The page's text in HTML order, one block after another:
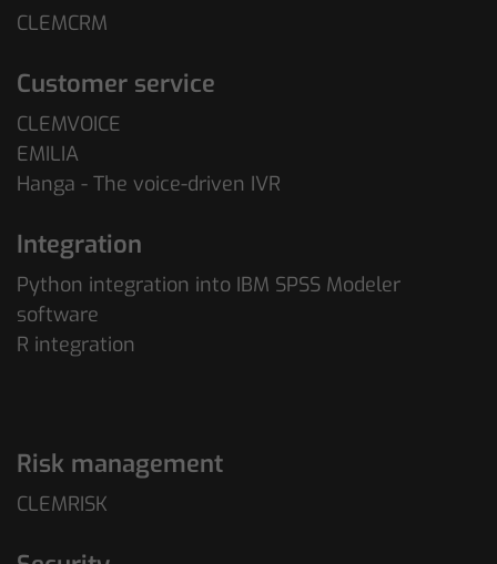
CLEMCRM
Customer service
CLEMVOICE
EMILIA
Hanga - The voice-driven IVR
Integration
Python integration into IBM SPSS Modeler
software
R integration
Risk management
CLEMRISK